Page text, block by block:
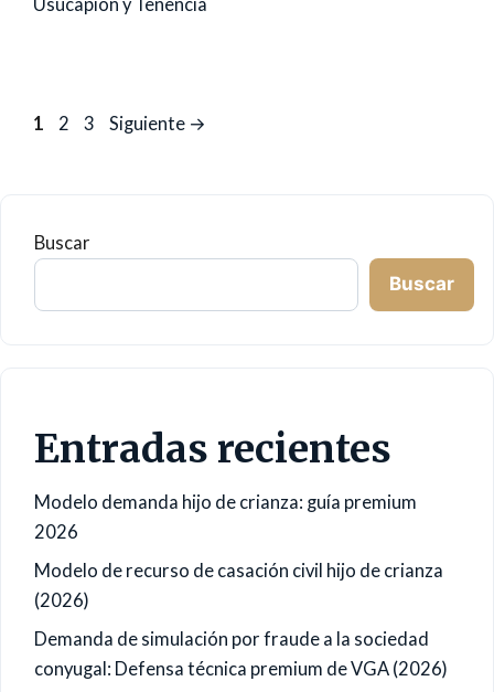
Usucapión y Tenencia
Página
1 Página
2 Página
3 Siguiente →
Buscar
Buscar
Entradas recientes
Modelo demanda hijo de crianza: guía premium
2026
Modelo de recurso de casación civil hijo de crianza
(2026)
Demanda de simulación por fraude a la sociedad
conyugal: Defensa técnica premium de VGA (2026)